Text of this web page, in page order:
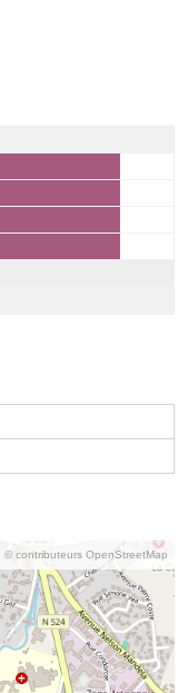
© contributeurs OpenStreetMap